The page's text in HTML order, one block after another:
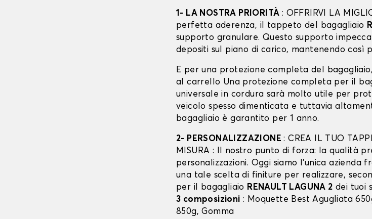
1- LA NOSTRA PRIORITÀ : OFFRIRVI LA
perfetta aderenza, il tappeto del bagagliaio
supporto granulare. Questo supporto
depositi sul piano di carico, mantenendo così
E per una protezione completa del
al carrello Una protezione completa per il
universale in cordura sarà molto utile per
veicolo spesso dimenticata e tuttavia
bagagliaio è garantito per 1 anno.
2- PERSONALIZZAZIONE: CREA IL TUO
MISURA : Il nostro punto di forza: la qualità
personalizzazioni. Oggi siamo l’unica
una tale scelta di finiture per realizzare,
per il bagagliaio RENAULT LAGUNA 2 dei tuoi
3 composizioni : Moquette Best Agugliata
850g, Gomma